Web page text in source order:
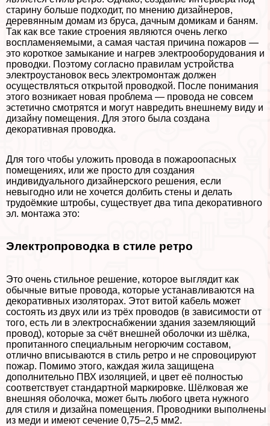
старину больше подходит, по мнению дизайнеров,
деревянным домам из бруса, дачным домикам и баням.
Так как все такие строения являются очень легко
воспламеняемыми, а самая частая причина пожаров —
это короткое замыкание и нагрев электрооборудования и
проводки. Поэтому согласно правилам устройства
электроустановок весь электромонтаж должен
осуществляться открытой проводкой. После понимания
этого возникает новая проблема — провода не совсем
эстетично смотрятся и могут навредить внешнему виду и
дизайну помещения. Для этого была создана
декоративная проводка.
Для того чтобы уложить провода в пожароопасных
помещениях, или же просто для создания
индивидуального дизайнерского решения, если
невыгодно или не хочется долбить стены и делать
трудоёмкие штробы, существует два типа декоративного
эл. монтажа это:
Электропроводка в стиле ретро
Это очень стильное решение, которое выглядит как
обычные витые провода, которые устанавливаются на
декоративных изоляторах. Этот витой кабель может
состоять из двух или из трёх проводов (в зависимости от
того, есть ли в электроснабжении здания заземляющий
провод), которые за счёт внешней оболочки из шёлка,
пропитанного специальным негорючим составом,
отлично вписываются в стиль ретро и не спровоцируют
пожар. Помимо этого, каждая жила защищена
дополнительно ПВХ изоляцией, и цвет её полностью
соответствует стандартной маркировке. Шёлковая же
внешняя оболочка, может быть любого цвета нужного
для стиля и дизайна помещения. Проводники выполнены
из меди и имеют сечение 0,75–2,5 мм2.